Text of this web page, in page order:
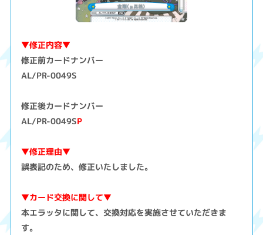
▼修正内容▼
修正前カードナンバー
AL/PR-0049S
修正後カードナンバー
AL/PR-0049SP
▼修正理由▼
誤表記のため、修正いたしました。
▼カード交換に関して▼
本エラッタに関して、交換対応を実施させていただきま
す。